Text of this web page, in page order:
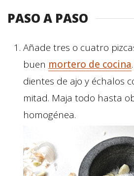
PASO A PASO
Añade tres o cuatro
buen mortero de cocina
dientes de ajo y échalos
mitad. Maja todo hasta
homogénea.